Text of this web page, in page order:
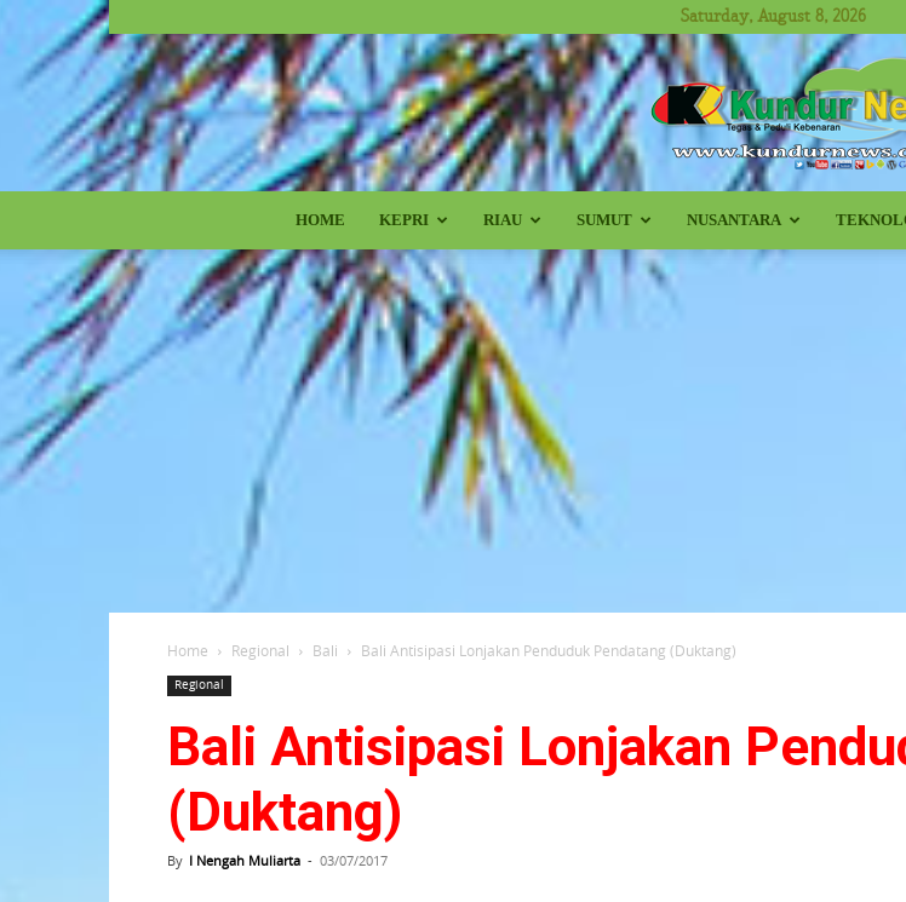
Saturday, August 8, 2026
Kundur
HOME KEPRI RIAU SUMUT NUSANTARA
Home Regional Bali Bali Antisipasi Lonjakan Penduduk Pendatang (Duktang)
Regional
Bali Antisipasi Lonjakan
(Duktang)
By I Nengah Muliarta - 03/07/2017